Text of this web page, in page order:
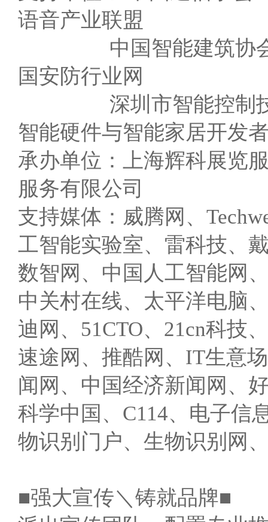
语音产业联盟
中国智能建筑协会
国安防行业网
深圳市智能控制
智能硬件与智能家居开发
承办单位：上海辉科展览
服务有限公司
支持媒体：威腾网、
工智能实验室、雷科技、
数智网、中国人工智能网
中关村在线、太平洋电脑
迪网、51CTO、21cn科技
速途网、推酷网、IT生意
闻网、中国经济新闻网、
科学中国、C114、电子信
物识别门户、生物识别网
■强大宣传＼铸就品牌■